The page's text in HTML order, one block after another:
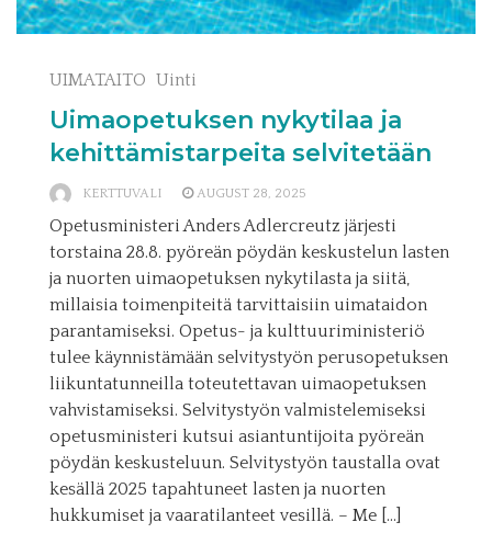
UIMATAITO Uinti
Uimaopetuksen nykytilaa ja
kehittämistarpeita selvitetään
KERTTUVALI AUGUST 28, 2025
Opetusministeri Anders Adlercreutz järjesti
torstaina 28.8. pyöreän pöydän keskustelun lasten
ja nuorten uimaopetuksen nykytilasta ja siitä,
millaisia toimenpiteitä tarvittaisiin uimataidon
parantamiseksi. Opetus- ja kulttuuriministeriö
tulee käynnistämään selvitystyön perusopetuksen
liikuntatunneilla toteutettavan uimaopetuksen
vahvistamiseksi. Selvitystyön valmistelemiseksi
opetusministeri kutsui asiantuntijoita pyöreän
pöydän keskusteluun. Selvitystyön taustalla ovat
kesällä 2025 tapahtuneet lasten ja nuorten
hukkumiset ja vaaratilanteet vesillä. – Me […]